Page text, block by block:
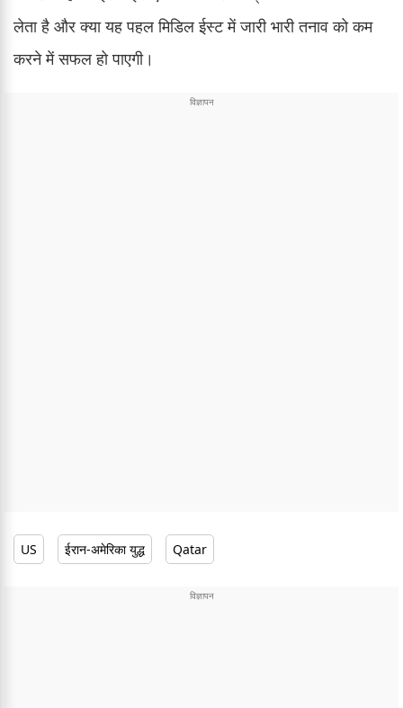
लेता है और क्या यह पहल मिडिल ईस्ट में जारी भारी तनाव को कम
करने में सफल हो पाएगी।
US ईरान-अमेरिका युद्ध Qatar